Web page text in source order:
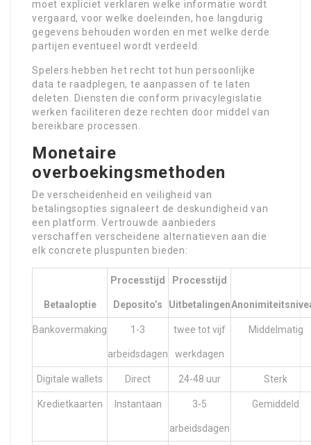
moet expliciet verklaren welke informatie wordt
vergaard, voor welke doeleinden, hoe langdurig
gegevens behouden worden en met welke derde
partijen eventueel wordt verdeeld.
Spelers hebben het recht tot hun persoonlijke
data te raadplegen, te aanpassen of te laten
deleten. Diensten die conform privacylegislatie
werken faciliteren deze rechten door middel van
bereikbare processen.
Monetaire
overboekingsmethoden
De verscheidenheid en veiligheid van
betalingsopties signaleert de deskundigheid van
een platform. Vertrouwde aanbieders
verschaffen verscheidene alternatieven aan die
elk concrete pluspunten bieden:
Betaaloptie
Processtijd
Deposito’s
Processtijd
Uitbetalingen
Bankovermaking 1-3
arbeidsdagen
twee tot vijf
werkdagen
Middelmatig
Digitale wallets Direct 24-48 uur Sterk
Kredietkaarten Instantaan 3-5
arbeidsdagen
Gemiddeld